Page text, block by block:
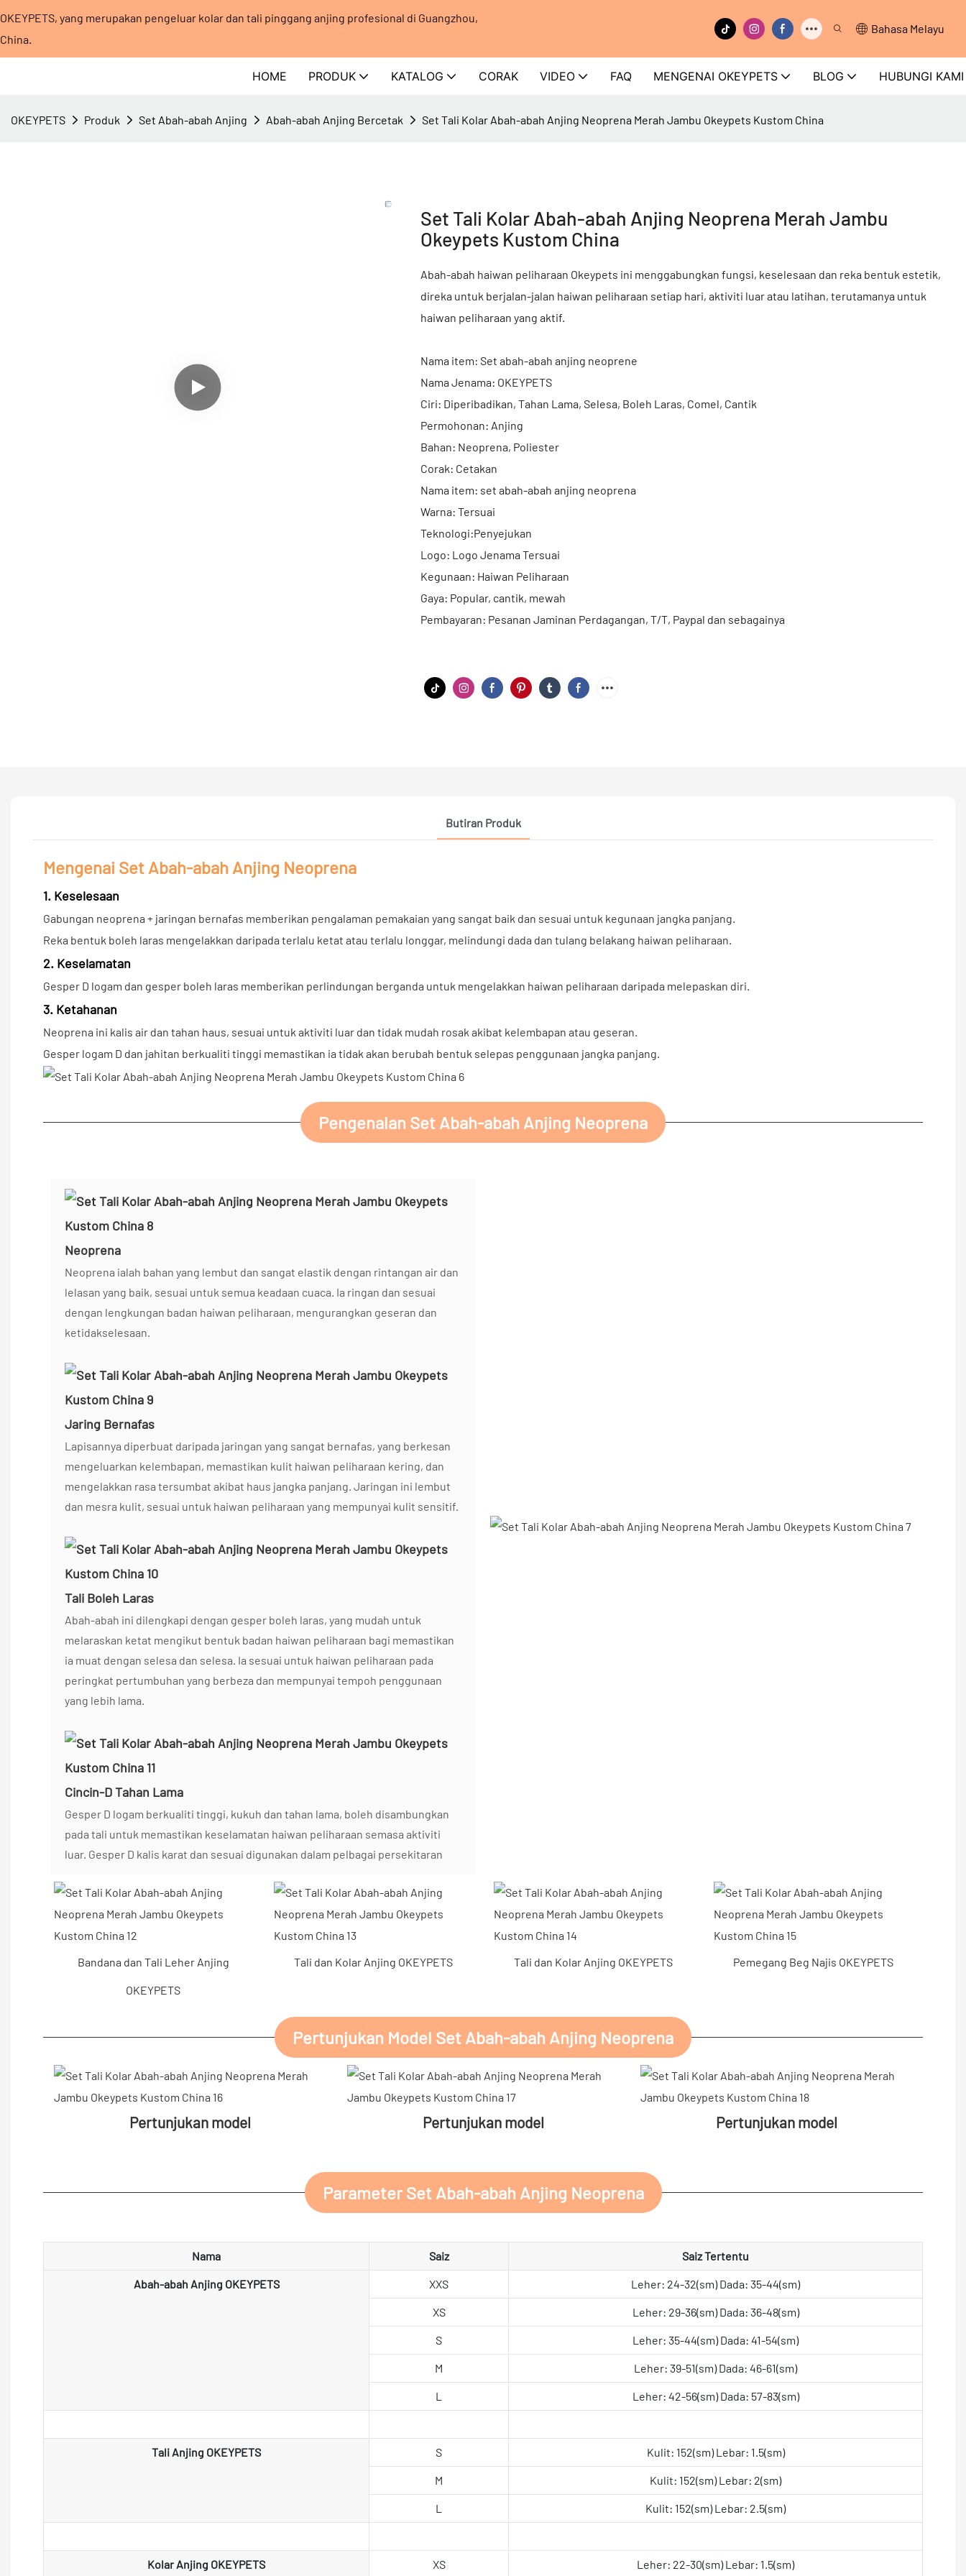
OKEYPETS, yang merupakan pengeluar kolar dan tali pinggang anjing profesional di Guangzhou,
China.
Bahasa Melayu
HOME PRODUK KATALOG CORAK VIDEO FAQ MENGENAI OKEYPETS BLOG HUBUNGI KAMI
OKEYPETS Produk Set Abah-abah Anjing Abah-abah Anjing Bercetak Set Tali Kolar Abah-abah Anjing Neoprena Merah Jambu Okeypets Kustom China
Set Tali Kolar Abah-abah Anjing Neoprena Merah Jambu
Okeypets Kustom China
Abah-abah haiwan peliharaan Okeypets ini menggabungkan fungsi, keselesaan dan reka bentuk estetik,
direka untuk berjalan-jalan haiwan peliharaan setiap hari, aktiviti luar atau latihan, terutamanya untuk
haiwan peliharaan yang aktif.
Nama item: Set abah-abah anjing neoprene
Nama Jenama: OKEYPETS
Ciri: Diperibadikan, Tahan Lama, Selesa, Boleh Laras, Comel, Cantik
Permohonan: Anjing
Bahan: Neoprena, Poliester
Corak: Cetakan
Nama item: set abah-abah anjing neoprena
Warna: Tersuai
Teknologi:Penyejukan
Logo: Logo Jenama Tersuai
Kegunaan: Haiwan Peliharaan
Gaya: Popular, cantik, mewah
Pembayaran: Pesanan Jaminan Perdagangan, T/T, Paypal dan sebagainya
Butiran Produk
Mengenai Set Abah-abah Anjing Neoprena
1. Keselesaan
Gabungan neoprena + jaringan bernafas memberikan pengalaman pemakaian yang sangat baik dan sesuai untuk kegunaan jangka panjang.
Reka bentuk boleh laras mengelakkan daripada terlalu ketat atau terlalu longgar, melindungi dada dan tulang belakang haiwan peliharaan.
2. Keselamatan
Gesper D logam dan gesper boleh laras memberikan perlindungan berganda untuk mengelakkan haiwan peliharaan daripada melepaskan diri.
3. Ketahanan
Neoprena ini kalis air dan tahan haus, sesuai untuk aktiviti luar dan tidak mudah rosak akibat kelembapan atau geseran.
Gesper logam D dan jahitan berkualiti tinggi memastikan ia tidak akan berubah bentuk selepas penggunaan jangka panjang.
Pengenalan Set Abah-abah Anjing Neoprena
Neoprena
Neoprena ialah bahan yang lembut dan sangat elastik dengan rintangan air dan
lelasan yang baik, sesuai untuk semua keadaan cuaca. Ia ringan dan sesuai
dengan lengkungan badan haiwan peliharaan, mengurangkan geseran dan
ketidakselesaan.
Jaring Bernafas
Lapisannya diperbuat daripada jaringan yang sangat bernafas, yang berkesan
mengeluarkan kelembapan, memastikan kulit haiwan peliharaan kering, dan
mengelakkan rasa tersumbat akibat haus jangka panjang. Jaringan ini lembut
dan mesra kulit, sesuai untuk haiwan peliharaan yang mempunyai kulit sensitif.
Tali Boleh Laras
Abah-abah ini dilengkapi dengan gesper boleh laras, yang mudah untuk
melaraskan ketat mengikut bentuk badan haiwan peliharaan bagi memastikan
ia muat dengan selesa dan selesa. Ia sesuai untuk haiwan peliharaan pada
peringkat pertumbuhan yang berbeza dan mempunyai tempoh penggunaan
yang lebih lama.
Cincin-D Tahan Lama
Gesper D logam berkualiti tinggi, kukuh dan tahan lama, boleh disambungkan
pada tali untuk memastikan keselamatan haiwan peliharaan semasa aktiviti
luar. Gesper D kalis karat dan sesuai digunakan dalam pelbagai persekitaran
Bandana dan Tali Leher Anjing
OKEYPETS
Tali dan Kolar Anjing OKEYPETS Tali dan Kolar Anjing OKEYPETS Pemegang Beg Najis OKEYPETS
Pertunjukan Model Set Abah-abah Anjing Neoprena
Pertunjukan model Pertunjukan model Pertunjukan model
Parameter Set Abah-abah Anjing Neoprena
Nama Saiz Saiz Tertentu
Abah-abah Anjing OKEYPETS XXS Leher: 24-32(sm) Dada: 35-44(sm)
XS Leher: 29-36(sm) Dada: 36-48(sm)
S Leher: 35-44(sm) Dada: 41-54(sm)
M Leher: 39-51(sm) Dada: 46-61(sm)
L Leher: 42-56(sm) Dada: 57-83(sm)
Tali Anjing OKEYPETS S Kulit: 152(sm) Lebar: 1.5(sm)
M Kulit: 152(sm) Lebar: 2(sm)
L Kulit: 152(sm) Lebar: 2.5(sm)
Kolar Anjing OKEYPETS XS Leher: 22-30(sm) Lebar: 1.5(sm)